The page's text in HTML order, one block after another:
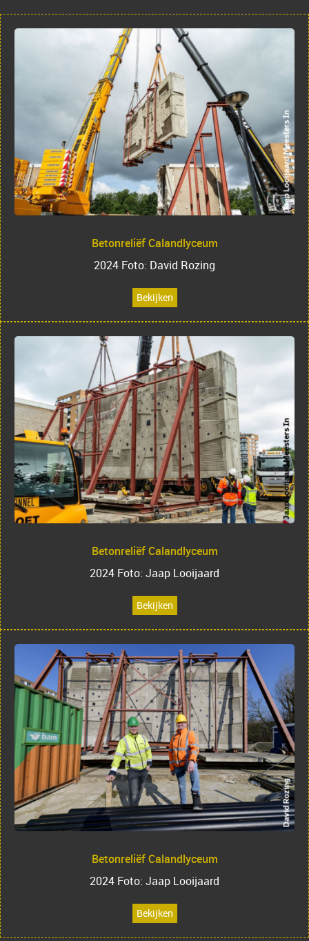
Betonreliëf Calandlyceum
2024 Foto: David Rozing
Bekijken
Betonreliëf Calandlyceum
2024 Foto: Jaap Looijaard
Bekijken
Betonreliëf Calandlyceum
2024 Foto: Jaap Looijaard
Bekijken